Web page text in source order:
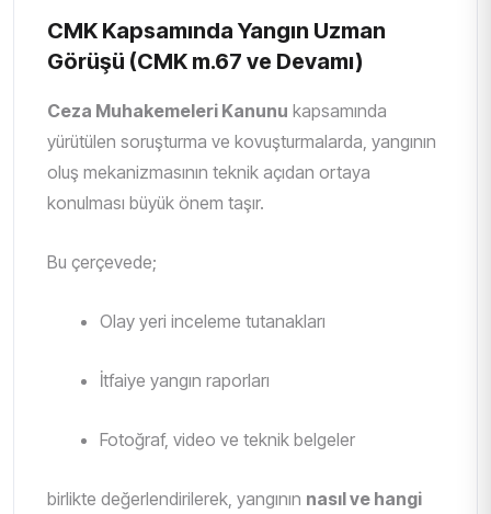
CMK Kapsamında Yangın Uzman
Görüşü (CMK m.67 ve Devamı)
Ceza Muhakemeleri Kanunu kapsamında
yürütülen soruşturma ve kovuşturmalarda, yangının
oluş mekanizmasının teknik açıdan ortaya
konulması büyük önem taşır.
Bu çerçevede;
Olay yeri inceleme tutanakları
İtfaiye yangın raporları
Fotoğraf, video ve teknik belgeler
birlikte değerlendirilerek, yangının nasıl ve hangi